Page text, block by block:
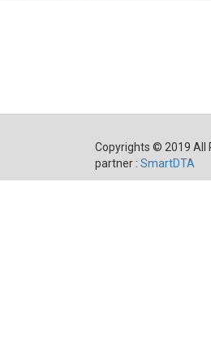
Copyrights © 2019 All
partner : SmartDTA